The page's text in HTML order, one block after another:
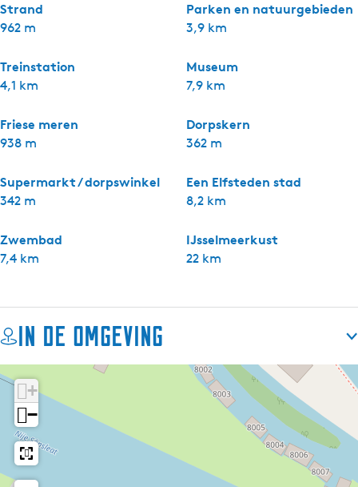
Strand
962 m
Parken en natuurgebieden
3,9 km
Treinstation
4,1 km
Museum
7,9 km
Friese meren
938 m
Dorpskern
362 m
Supermarkt / dorpswinkel
342 m
Een Elfsteden stad
8,2 km
Zwembad
7,4 km
IJsselmeerkust
22 km
In de omgeving
+
−